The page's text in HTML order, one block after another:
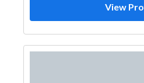
View